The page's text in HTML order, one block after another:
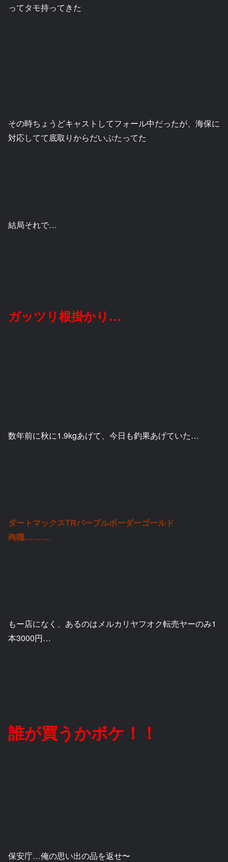
ってタモ持ってきた
その時ちょうどキャストしてフォール中だったが、海保に
対応してて底取りからだいぶたってた
結局それで…
ガッツリ根掛かり…
数年前に秋に1.9kgあげて、今日も釣果あげていた…
ダートマックスTRパープルボーダーゴールド
殉職……….
もー店になく、あるのはメルカリヤフオク転売ヤーのみ1
本3000円…
誰が買うかボケ！！
保安庁…俺の思い出の品を返せ〜